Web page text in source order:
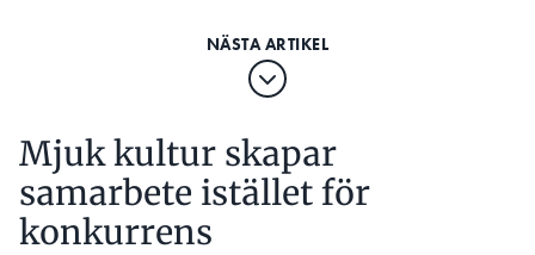
Mjuk kultur skapar
samarbete istället för
konkurrens